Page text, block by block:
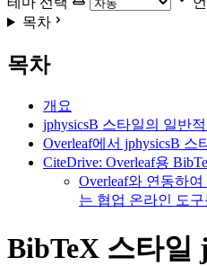
목차
목차
개요
jphysicsB 스타일의 일반
Overleaf에서 jphysicsB 스
CiteDrive: Overleaf용
Overleaf와 연동하
는 협업 온라인 도
BibTeX 스타일